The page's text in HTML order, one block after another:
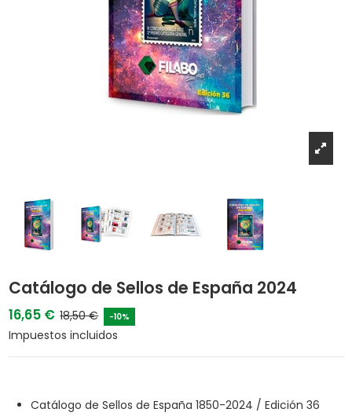
Catálogo de Sellos de España 2024
16,65 € 18,50 € -10%
Impuestos incluidos
Catálogo de Sellos de España 1850-2024 / Edición 36